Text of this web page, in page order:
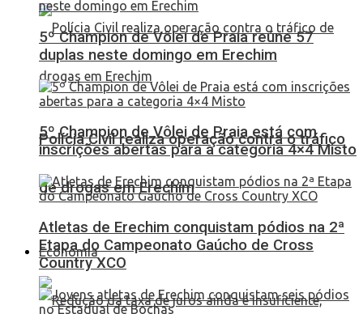
Polícia Civil realiza operação contra o tráfico
de drogas em Erechim
Economia
5º Champion de Vôlei de Praia reúne 57
duplas neste domingo em Erechim
5º Champion de Vôlei de Praia está com
inscrições abertas para a categoria 4×4 Misto
Atletas de Erechim conquistam pódios na 2ª
Etapa do Campeonato Gaúcho de Cross
Country XCO